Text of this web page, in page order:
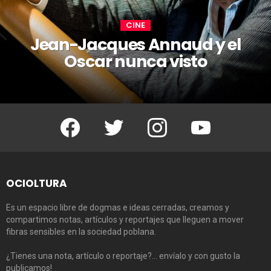
CINE
Jean-Jacques Annaud y el
Oscar nunca visto
Facebook Twitter Instagram Youtube
OCIOLTURA
Es un espacio libre de dogmas e ideas cerradas, creamos y
compartimos notas, artículos y reportajes que lleguen a mover
fibras sensibles en la sociedad poblana.
¿Tienes una nota, artículo o reportaje?… envíalo y con gusto la
publicamos!